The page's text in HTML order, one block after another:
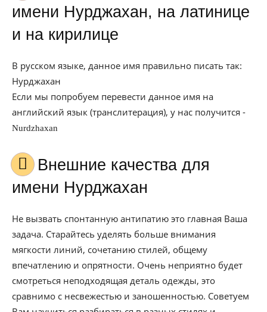
имени Нурджахан, на латинице
и на кирилице
В русском языке, данное имя правильно писать так:
Нурджахан
Если мы попробуем перевести данное имя на
английский язык (транслитерация), у нас получится -
Nurdzhaxan
Внешние качества для
имени Нурджахан
Не вызвать спонтанную антипатию это главная Ваша
задача. Старайтесь уделять больше внимания
мягкости линий, сочетанию стилей, общему
впечатлению и опрятности. Очень неприятно будет
смотреться неподходящая деталь одежды, это
сравнимо с несвежестью и заношенностью. Советуем